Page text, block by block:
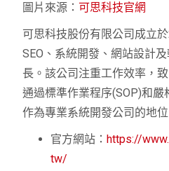
圖片來源：可思科技官網
可思科技股份有限公司成立
SEO、系統開發、網站設計
長。該公司注重工作效率，
通過標準作業程序(SOP)和
作為專業系統開發公司的地位
官方網站： https://
tw/